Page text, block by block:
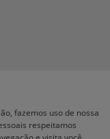
fazemos uso de nossa
respeitamos